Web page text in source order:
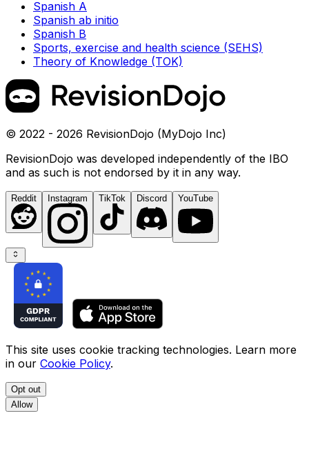
Spanish A
Spanish ab initio
Spanish B
Sports, exercise and health science (SEHS)
Theory of Knowledge (TOK)
© 2022 - 2026 RevisionDojo (MyDojo Inc)
RevisionDojo was developed independently of the IBO
and as such is not endorsed by it in any way.
Reddit Instagram TikTok Discord YouTube
This site uses cookie tracking technologies. Learn more
in our Cookie Policy.
Opt out
Allow